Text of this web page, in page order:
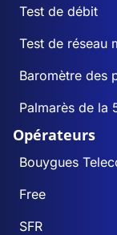
Test de débit
Test de réseau
Baromètre des
Palmarès de la
Opérateurs
Bouygues
Free
SFR